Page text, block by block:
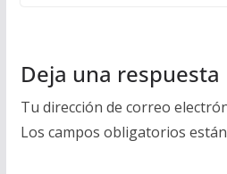
Deja una respuesta
Tu dirección de correo
Los campos obligatorios